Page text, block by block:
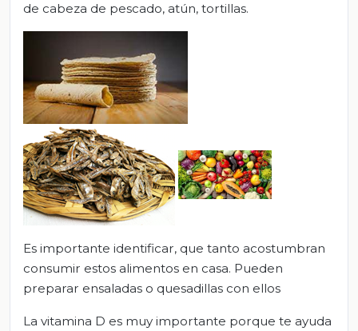
de cabeza de pescado, atún, tortillas.
Es importante identificar, que tanto acostumbran
consumir estos alimentos en casa. Pueden
preparar ensaladas o quesadillas con ellos
La vitamina D es muy importante porque te ayuda